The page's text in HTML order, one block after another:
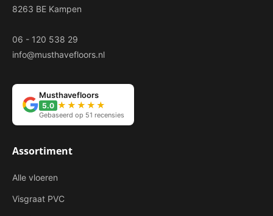
8263 BE Kampen
06 - 120 538 29
info@musthavefloors.nl
Musthavefloors
5.0 ★★★★★
Gebaseerd op 51 recensies
Assortiment
Alle vloeren
Visgraat PVC